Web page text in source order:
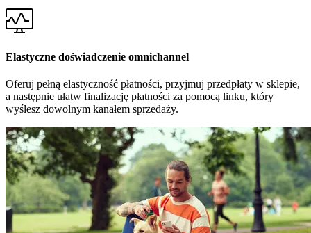
Elastyczne doświadczenie omnichannel
Oferuj pełną elastyczność płatności, przyjmuj przedpłaty w sklepie,
a następnie ułatw finalizację płatności za pomocą linku, który
wyślesz dowolnym kanałem sprzedaży.